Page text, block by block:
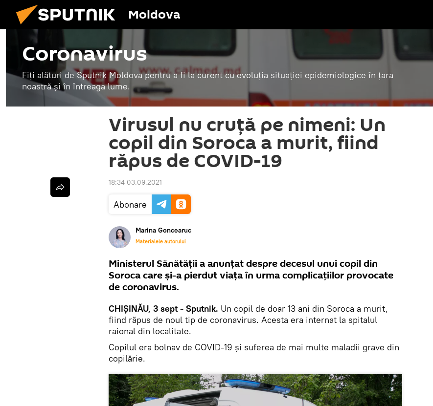
Moldova
Coronavirus
Fiți alături de Sputnik Moldova pentru a fi la curent cu evoluția situației epidemiologice în țara
noastră și în întreaga lume.
Virusul nu cruță pe nimeni: Un
copil din Soroca a murit, fiind
răpus de COVID-19
18:34 03.09.2021
Abonare
Marina Goncearuc
Materialele autorului
Ministerul Sănătății a anunțat despre decesul unui copil din
Soroca care și-a pierdut viața în urma complicațiilor provocate
de coronavirus.
CHIȘINĂU, 3 sept - Sputnik. Un copil de doar 13 ani din Soroca a murit,
fiind răpus de noul tip de coronavirus. Acesta era internat la spitalul
raional din localitate.
Copilul era bolnav de COVID-19 și suferea de mai multe maladii grave din
copilărie.